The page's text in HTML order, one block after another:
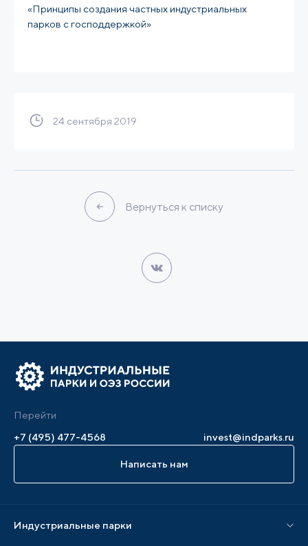
«Принципы создания частных индустриальных
парков с господдержкой»
24 сентября 2019
Вернуться к списку
Перейти
+7 (495) 477-4568
invest@indparks.ru
Написать нам
Индустриальные парки